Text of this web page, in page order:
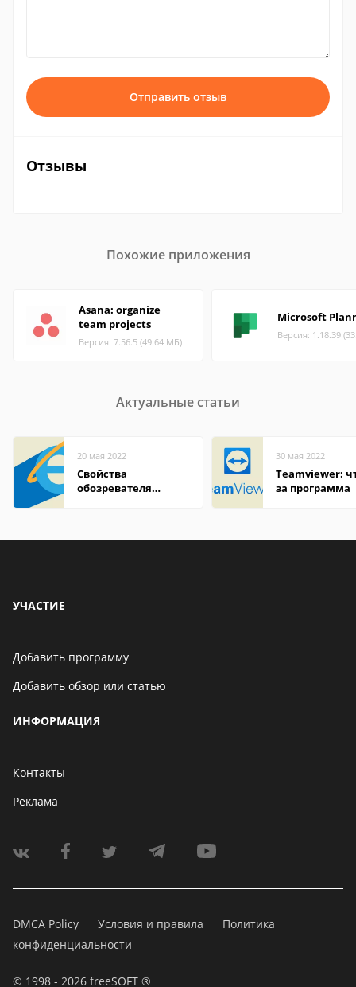
Отправить отзыв
Отзывы
Похожие приложения
Asana: organize
team projects
Версия: 7.56.5 (49.64 МБ)
Microsoft
Версия: 1.18.39
Актуальные статьи
20 мая 2022
Свойства
обозревателя
30 мая 2022
Teamviewer:
за программа
УЧАСТИЕ
Добавить программу
Добавить обзор или статью
ИНФОРМАЦИЯ
Контакты
Реклама
DMCA Policy Условия и правила
Политика
конфиденциальности
© 1998 - 2026 freeSOFT ®